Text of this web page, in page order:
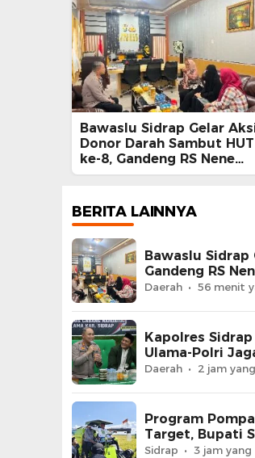
Bawaslu Sidrap Gelar
Donor Darah Sambut HUT
ke-8, Gandeng RS Nene
Mallomo dan Polres
BERITA LAINNYA
Bawaslu Sidrap
Gandeng RS
Daerah 56 menit
Kapolres
Ulama-Polri
Daerah 2 jam
Program
Target, Bupati
Sidrap 3 jam yang